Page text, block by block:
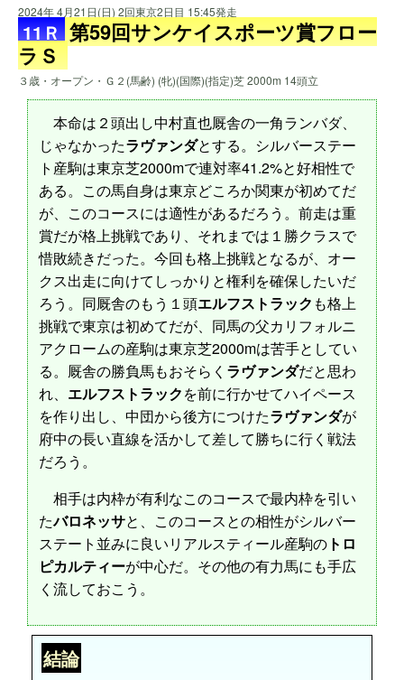
2024年 4月21日(日) 2回東京2日目 15:45発走
11Ｒ 第59回サンケイスポーツ賞フロー
ラＳ
３歳・オープン・Ｇ２(馬齢) (牝)(国際)(指定)芝 2000m 14頭立
本命は２頭出し中村直也厩舎の一角ランバダ、
じゃなかったラヴァンダとする。シルバーステー
ト産駒は東京芝2000mで連対率41.2%と好相性で
ある。この馬自身は東京どころか関東が初めてだ
が、このコースには適性があるだろう。前走は重
賞だが格上挑戦であり、それまでは１勝クラスで
惜敗続きだった。今回も格上挑戦となるが、オー
クス出走に向けてしっかりと権利を確保したいだ
ろう。同厩舎のもう１頭エルフストラック も格上
挑戦で東京は初めてだが、同馬の父カリフォルニ
アクロームの産駒は東京芝2000mは苦手としてい
る。厩舎の勝負馬もおそらく ラヴァンダだと思わ
れ、 エルフストラックを前に行かせてハイペース
を作り出し、中団から後方につけたラヴァンダが
府中の長い直線を活かして差して勝ちに行く戦法
だろう。
相手は内枠が有利なこのコースで最内枠を引い
たバロネッサと、このコースとの相性がシルバー
ステート並みに良いリアルスティール産駒の トロ
ピカルティーが中心だ。その他の有力馬にも手広
く流しておこう。
結論